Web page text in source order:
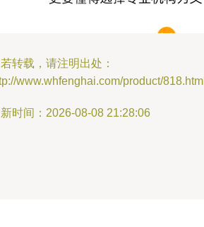
转载，请注明出处：
www.whfenghai.com/product/818.html
时间：2026-08-08 21:28:06